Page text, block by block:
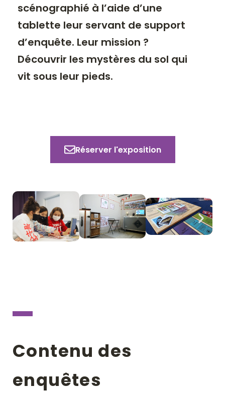
scénographié à l’aide d’une
tablette leur servant de support
d’enquête. Leur mission ?
Découvrir les mystères du sol qui
vit sous leur pieds.
Réserver l'exposition
Contenu des
enquêtes